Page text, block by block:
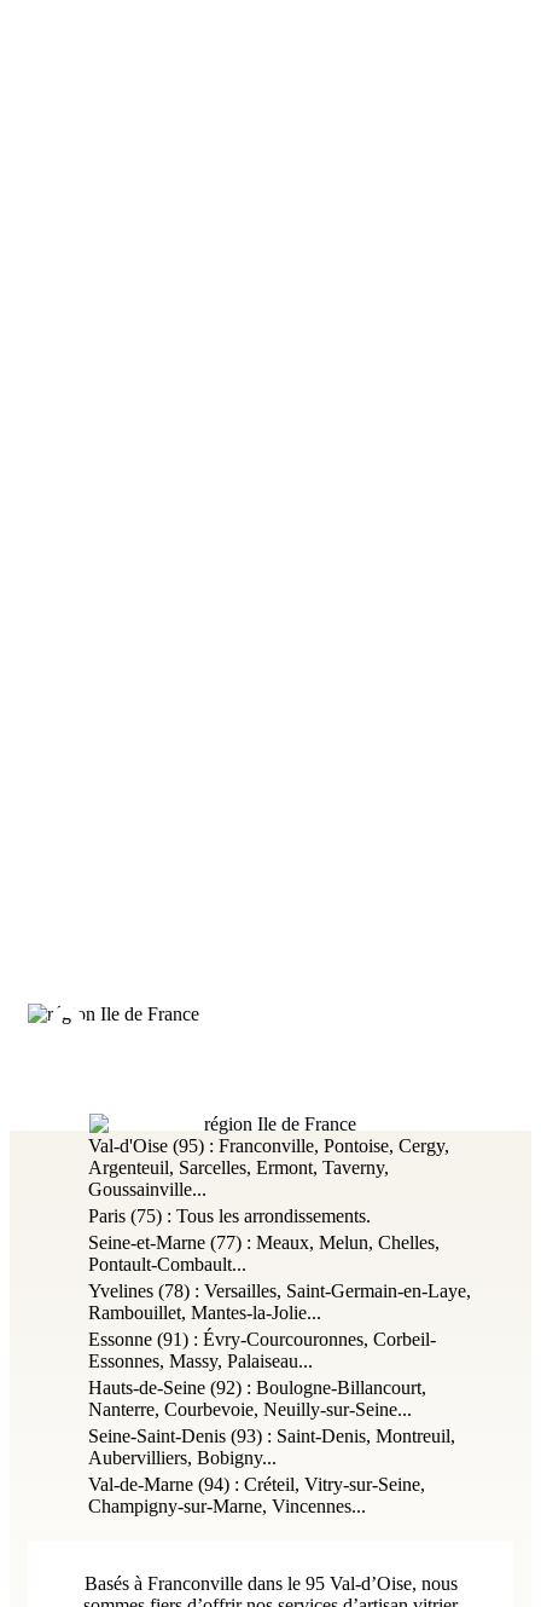
Val-d'Oise (95) : Franconville, Pontoise, Cergy,
Argenteuil, Sarcelles, Ermont, Taverny,
Goussainville...
Paris (75) : Tous les arrondissements.
Seine-et-Marne (77) : Meaux, Melun, Chelles,
Pontault-Combault...
Yvelines (78) : Versailles, Saint-Germain-en-Laye,
Rambouillet, Mantes-la-Jolie...
Essonne (91) : Évry-Courcouronnes, Corbeil-
Essonnes, Massy, Palaiseau...
Hauts-de-Seine (92) : Boulogne-Billancourt,
Nanterre, Courbevoie, Neuilly-sur-Seine...
Seine-Saint-Denis (93) : Saint-Denis, Montreuil,
Aubervilliers, Bobigny...
Val-de-Marne (94) : Créteil, Vitry-sur-Seine,
Champigny-sur-Marne, Vincennes...
Basés à Franconville dans le 95 Val-d’Oise, nous